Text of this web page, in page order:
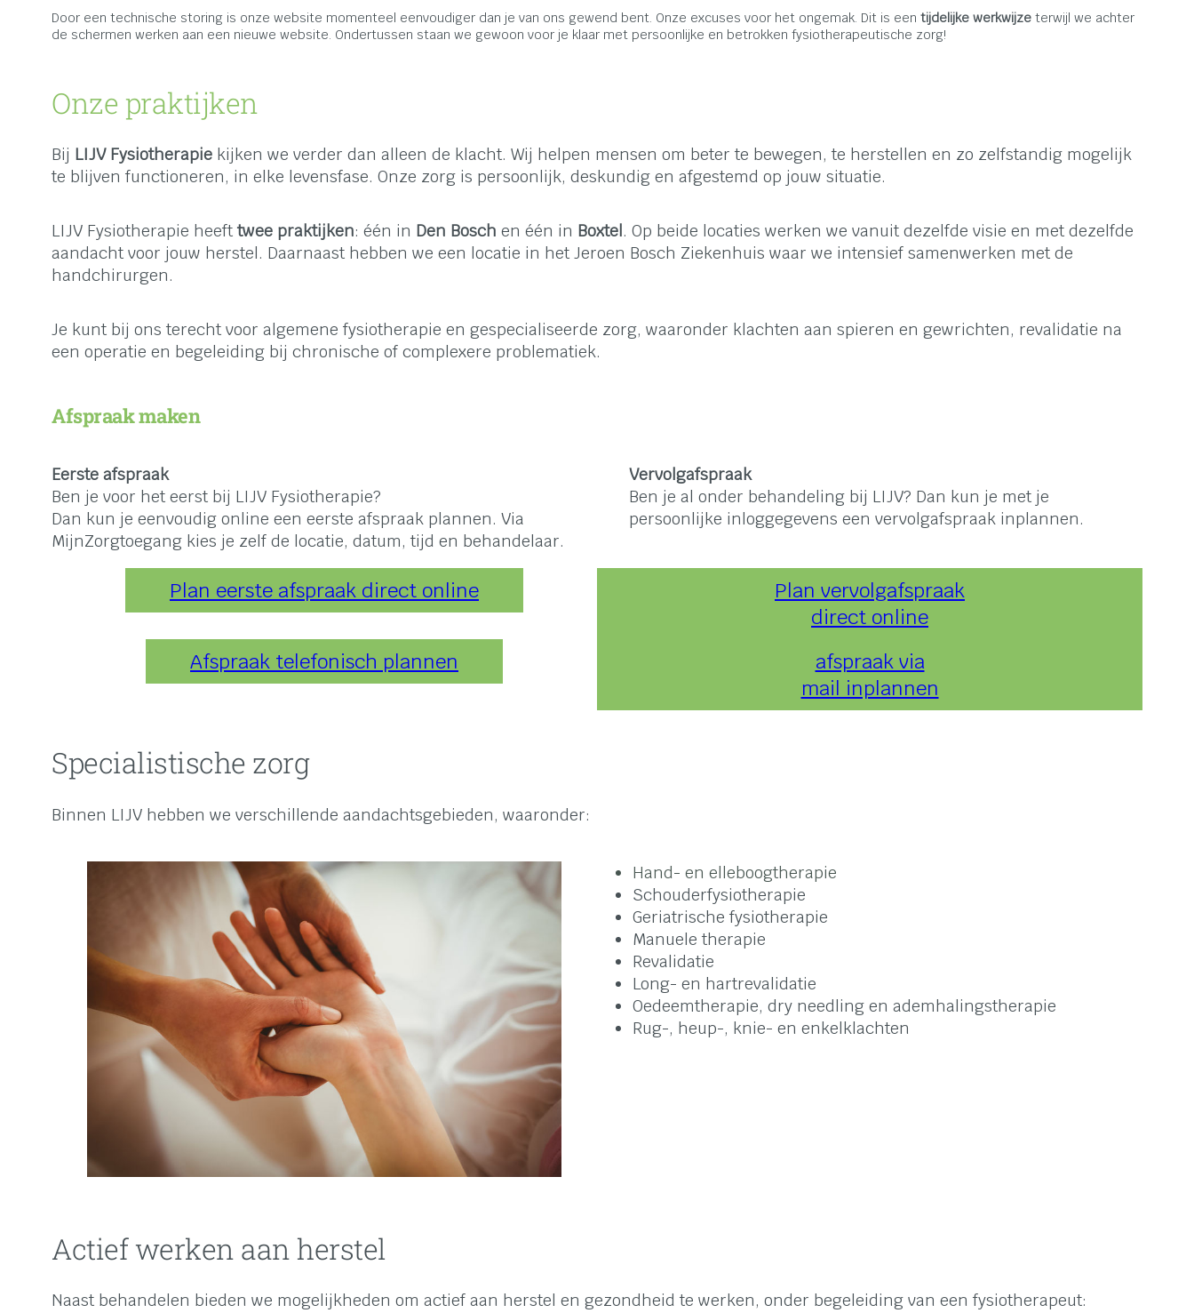
Door een technische storing is onze website momenteel eenvoudiger dan je van ons gewend bent. Onze excuses voor het ongemak. Dit is een tijdelijke werkwijze terwijl we achter
de schermen werken aan een nieuwe website. Ondertussen staan we gewoon voor je klaar met persoonlijke en betrokken fysiotherapeutische zorg!
Onze praktijken
Bij LIJV Fysiotherapie kijken we verder dan alleen de klacht. Wij helpen mensen om beter te bewegen, te herstellen en zo zelfstandig mogelijk
te blijven functioneren, in elke levensfase. Onze zorg is persoonlijk, deskundig en afgestemd op jouw situatie.
LIJV Fysiotherapie heeft twee praktijken: één in Den Bosch en één in Boxtel. Op beide locaties werken we vanuit dezelfde visie en met dezelfde
aandacht voor jouw herstel. Daarnaast hebben we een locatie in het Jeroen Bosch Ziekenhuis waar we intensief samenwerken met de
handchirurgen.
Je kunt bij ons terecht voor algemene fysiotherapie en gespecialiseerde zorg, waaronder klachten aan spieren en gewrichten, revalidatie na
een operatie en begeleiding bij chronische of complexere problematiek.
Afspraak maken
Eerste afspraak
Ben je voor het eerst bij LIJV Fysiotherapie?
Dan kun je eenvoudig online een eerste afspraak plannen. Via
MijnZorgtoegang kies je zelf de locatie, datum, tijd en behandelaar.
Vervolgafspraak
Ben je al onder behandeling bij LIJV? Dan kun je met je
persoonlijke inloggegevens een vervolgafspraak inplannen.
Plan eerste afspraak direct online
Plan vervolgafspraak
direct online
Afspraak telefonisch plannen
afspraak via
mail inplannen
Specialistische zorg
Binnen LIJV hebben we verschillende aandachtsgebieden, waaronder:
Hand- en elleboogtherapie
Schouderfysiotherapie
Geriatrische fysiotherapie
Manuele therapie
Revalidatie
Long- en hartrevalidatie
Oedeemtherapie, dry needling en ademhalingstherapie
Rug-, heup-, knie- en enkelklachten
Actief werken aan herstel
Naast behandelen bieden we mogelijkheden om actief aan herstel en gezondheid te werken, onder begeleiding van een fysiotherapeut: